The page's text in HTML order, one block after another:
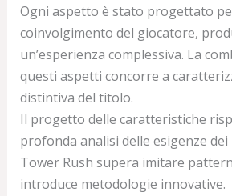
Ogni aspetto è stato progettato
coinvolgimento del giocatore,
un’esperienza complessiva. La
questi aspetti concorre a
distintiva del titolo.
Il progetto delle caratteristiche
profonda analisi delle esigenze
Tower Rush supera imitare
introduce metodologie innovative.